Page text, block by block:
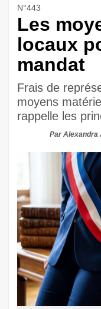
N°443
Les
locaux
mandat
Frais de
moyens
rappelle les
Par Alexandra